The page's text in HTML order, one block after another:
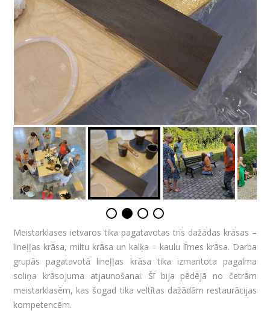
Meistarklases ietvaros tika pagatavotas trīs dažādas krāsas –
lineļļas krāsa, miltu krāsa un kalķa – kaulu līmes krāsa. Darba
grupās pagatavotā lineļļas krāsa tika izmantota pagalma
soliņa krāsojuma atjaunošanai. Šī bija pēdējā no četrām
meistarklasēm, kas šogad tika veltītas dažādām restaurācijas
kompetencēm.